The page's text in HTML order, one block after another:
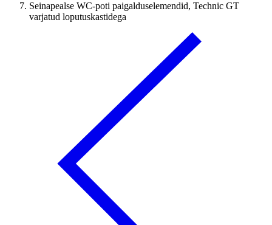
Seinapealse WC-poti paigalduselemendid, Technic GT
varjatud loputuskastidega